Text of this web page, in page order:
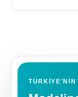
TÜRKIYE'NIN